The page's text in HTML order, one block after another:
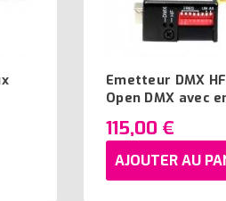
Emetteur DMX
Open DMX avec
115,00 €
AJOUTER AU